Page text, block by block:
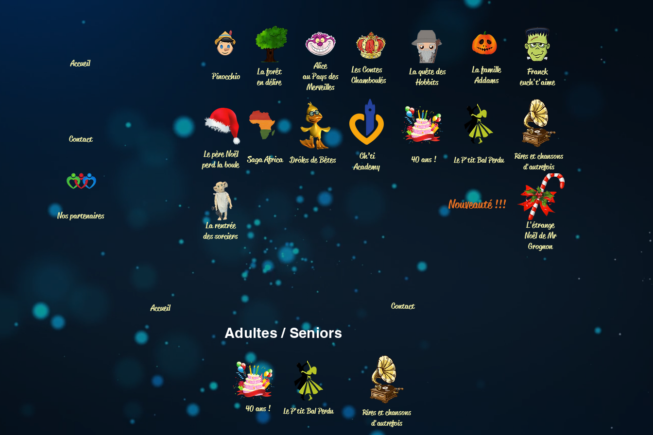
Accueil
Contact
Nos partenaires
Pinocchio
La forêt
en délire
Alice
au Pays des
Merveilles
Les Contes
Chamboulés
La quête des
Hobbits
La famille
Addams
Franck
euch't'aime
Le père Noël
perd la boule
Saga Africa
La rentrée
des sorciers
Drôles de Bêtes
Ch’ti
Academy
40 ans ! Le P'tit Bal Perdu
Rires et chansons
d'autrefois
Nouveauté !!!
L'étrange
Noël de Mr
Grognon
Accueil Contact
Adultes / Seniors
40 ans ! Le P'tit Bal Perdu
Rires et chansons
d'autrefois